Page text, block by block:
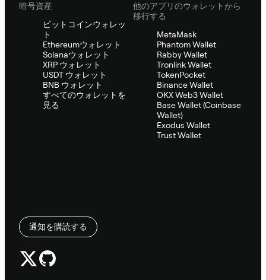
暗号資産
ビットコインウォレッ
ト
Ethereumウォレット
Solanaウォレット
XRP ウォレット
USDT ウォレット
BNB ウォレット
すべてのウォレットを
見る
他のアプリのウォレットから
移行する
MetaMask
Phantom Wallet
Rabby Wallet
Tronlink Wallet
TokenPocket
Binance Wallet
OKX Web3 Wallet
Base Wallet (Coinbase
Wallet)
Exodus Wallet
Trust Wallet
通知を購読する